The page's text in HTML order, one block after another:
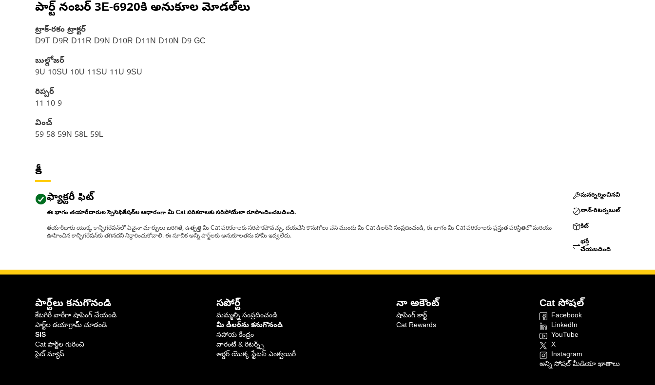
పార్ట్ నంబర్ 3E-6920కి అనుకూల మోడల్‌లు
ట్రాక్-రకం ట్రాక్టర్‌
D9T D9R D11R D9N D10R D11N D10N D9 GC
బుల్డోజర్
9U 10SU 10U 11SU 11U 9SU
రిప్పర్
11 10 9
వించ్
59 58 59N 58L 59L
కీ
ఫ్యాక్టరీ ఫిట్
ఈ భాగం తయారీదారుల స్పెసిఫికేషన్‌ల ఆధారంగా మీ Cat పరికరాలకు సరిపోయేలా రూపొందించబడింది.
తయారీదారు యొక్క కాన్ఫిగరేషన్‌లో ఏవైనా మార్పులు జరిగితే, ఉత్పత్తి మీ Cat పరికరాలకు సరిపోకపోవచ్చు. దయచేసి కొనుగోలు చేసే ముందు మీ Cat డీలర్‌ని సంప్రదించండి, ఈ భాగం మీ Cat పరికరాలకు ప్రస్తుత పరిస్థితిలో మరియు
ఊహించిన కాన్ఫిగరేషన్‌కు తగినదని నిర్ధారించుకోవాలి. ఈ సూచిక అన్ని పార్ట్‌లకు అనుకూలతను హామీ ఇవ్వలేదు.
పునర్నిర్మించినవి
నాన్-రిటర్నబుల్
కిట్
భర్తీ
చేయబడింది
పార్ట్‌లు కనుగొనండి
కేటగిరీ వారీగా షాపింగ్ చేయండి
పార్ట్‌ల డయాగ్రామ్ చూడండి
SIS
Cat పార్ట్‌ల గురించి
సైట్ మ్యాప్
సపోర్ట్
మమ్మల్ని సంప్రదించండి
మీ డీలర్‌ను కనుగొనండి
సహాయ కేంద్రం
వారంటీ & రిటర్న్స్
ఆర్డర్ యొక్క స్టేటస్ ఎంక్వయిరీ
నా అకౌంట్
షాపింగ్ కార్ట్
Cat Rewards
Cat సోషల్
Facebook
LinkedIn
YouTube
X
Instagram
అన్ని సోషల్ మీడియా ఖాతాలు